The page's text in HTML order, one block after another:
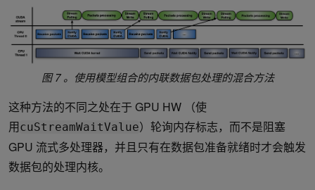
图 7 。使用模型组合的内联数据包处理的混合方法
这种方法的不同之处在于 GPU HW （使
用cuStreamWaitValue）轮询内存标志，而不是阻塞
GPU 流式多处理器，并且只有在数据包准备就绪时才会触发
数据包的处理内核。